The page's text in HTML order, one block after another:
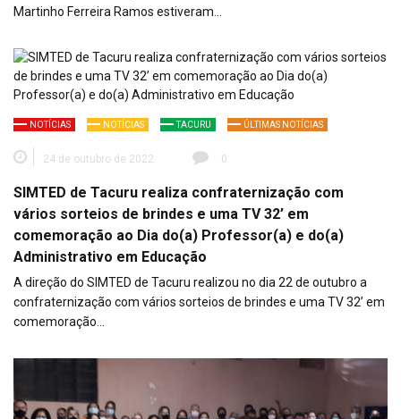
Martinho Ferreira Ramos estiveram…
NOTÍCIAS NOTÍCIAS TACURU ÚLTIMAS NOTÍCIAS
24 de outubro de 2022 0
SIMTED de Tacuru realiza confraternização com
vários sorteios de brindes e uma TV 32’ em
comemoração ao Dia do(a) Professor(a) e do(a)
Administrativo em Educação
A direção do SIMTED de Tacuru realizou no dia 22 de outubro a
confraternização com vários sorteios de brindes e uma TV 32’ em
comemoração…